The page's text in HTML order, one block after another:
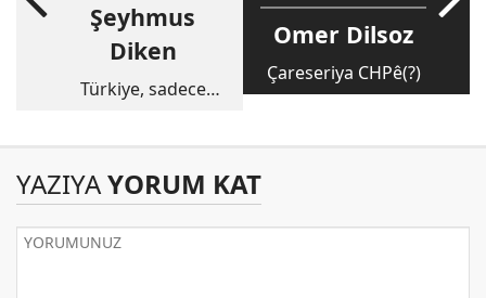
Şeyhmus
Diken
Türkiye, sadece
Omer Dilsoz
Çareseriya CHPê(?)
YAZIYAYORUM KAT